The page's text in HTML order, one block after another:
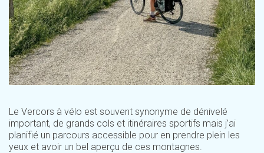
Le Vercors à vélo est souvent synonyme de dénivelé
important, de grands cols et itinéraires sportifs mais j’ai
planifié un parcours accessible pour en prendre plein les
yeux et avoir un bel aperçu de ces montagnes.